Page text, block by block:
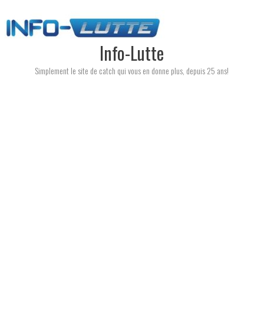
to
content
Info-Lutte
Simplement le site de catch qui vous en donne plus, depuis 25 ans!